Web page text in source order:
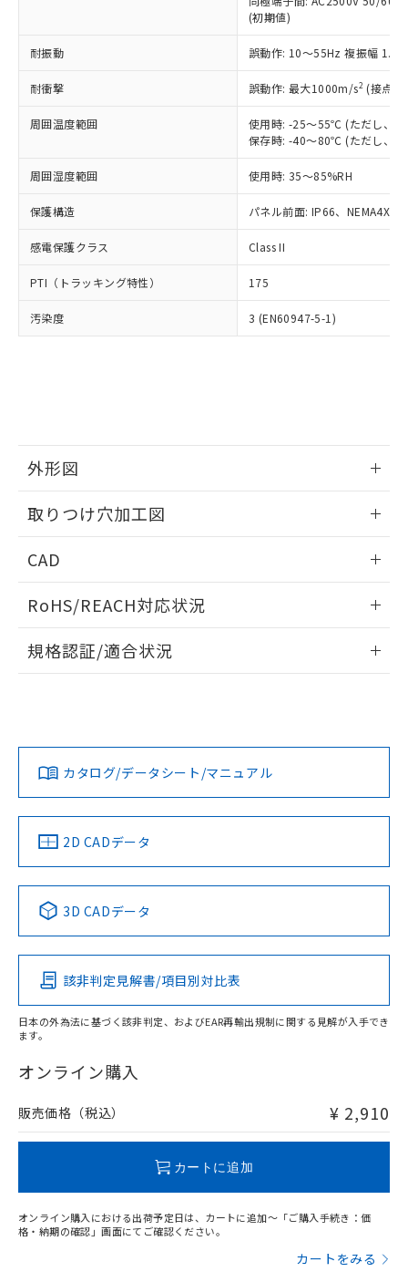
(初期値)
耐振動 誤動作: 10～55Hz 複振幅
耐衝撃 誤動作: 最大1000m/s2 (接点
周囲温度範囲
使用時: -25～55℃ (ただし、氷
保存時: -40～80℃ (ただし、氷
周囲湿度範囲 使用時: 35～85%RH
保護構造 パネル前面: IP66、NEMA4X,
感電保護クラス Class II
PTI（トラッキング特性） 175
汚染度 3 (EN60947-5-1)
外形図
取りつけ穴加工図
CAD
ドすることができます。
ログイン/会員登録
ダウンロードデータをご利用いただく前に、以下を必ずお読
みください。
ソフトウェアの使用条件
RoHS/REACH対応状況
EU RoHS 注意事項・凡例
対応済み
中国 RoHS 注意事項・凡例
Pb Hg Cd Cr(VI)
O
在庫等で未対応品が混在する可能性があります。
問い合わせください。
規格認証/適合状況
LR型式承認
（イギリス
船舶規格）
DNV型式承認
（ノルウェー
BV型式承認
（フランス
KR型式
（韓国
No No No No
この製品の規格認証/適合状況ページへ
その他の認証はこちらのページからご検索ください
カタログ/データシート/マニュアル
2D CADデータ
3D CADデータ
該非判定見解書/項目別対比表
日本の外為法に基づく該非判定、およびEAR再輸出規制に関する見解が入手でき
ます。
オンライン購入
販売価格（税込） ¥ 2,910
カートに追加
オンライン購入における出荷予定日は、カートに追加～「ご購入手続き：価
格・納期の確認」画面にてご確認ください。
カートをみる
正式な納期状況および標準価格はお客
様のお取引先、またはお客様担当のオ
ムロン制御機器販売店・当社販売員に
オムロン制御機器販売店や当社販売拠
販売ネットワーク
」をご確認
事前の承諾なく第三者に漏洩または開
示しないようお願いします。
マイパーツ機能（部品リスト作成サー
ビス）をご利用いただくには、I-Web
メンバーズにご登録されている必要が
あります。
お客様が当ウェブサイト上で当社にご
登録された部品リストについて、当社
および当社の共同利用者が、当社の製
(PBDE) 1000ppm以下、フタル酸ビス(2-エチルヘキシ
ル) (DEHP)(別名：DOP) 1000ppm以下、フタル酸ブチ
（DBP） 1000ppm以下、フタル酸ジイソブチル
但し、RoHS指令で産業用監視および制御機器に対する
フタル酸エステル類の４物質については閾値を超える意
図的な使用がないことを確認しています。
※2 対応予定月
部品在庫の切り替え状況などにより、予定
月が前後することがあります。
※3 非含有証明書ダウンロード
※本証明書は発行日時点で非含有を証明す
るもので、過去に遡って非含有を証明する
また、RoHS指令のフタル酸エステル類４
物質の対応では、対応完了までの期間は出
荷製品に未対応品が混在することから備考
既に当社にて対応品への在庫切替を完了
していることから、特段のことがない限
り、2022年1月12日より割愛しておりま
ニル類) : 1000ppm、 PBDEs(ポリ臭化ジフェニルエーテ
イソブチル) : 1000ppm、 BBP(フタル酸ブチルベンジ
DEHP(フタル酸ビス(2-エチルヘキシル)) : 1000ppm
「ｅ」：有害物質（10物質）のすべてが基
準値以下であることを示します。
「10」：通常の使用状況下において有害物
質が外部に漏えいし、環境に深刻な影響を
及ぼさない年数を意味します。
い合わせください。
当社は規制貨物を破棄する場合は、完
全に破砕するなど、違法に輸出されな
いよう必要な手段を講じます。
当社は貴社製品を、核兵器、ミサイ
ル、化学兵器、生物兵器またはその他
武器並びにこれらの製造装置等に一切
当社は、貴社製品を第三者に販売する
場合は、上記1、2および3の内容を当
該第三者に通知します。また当社は、
販売先および販売に係わる関係者が違
り引きをいたしません。
一定数以上の在庫あり
一定数には満たないが在庫あり
在庫なし(最新の在庫状況につ
いては、お客様のお取引先、ま
たはお客様担当のオムロン制御
機器販売店・当社販売員にご確
白
受注生産機種、また在庫状況の
情報を公開していない機種